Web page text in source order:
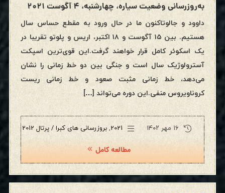
به‌روزرسانی وضعیت سیاره، چهارشنبه، ۴ آگوست ۲۰۲۱
داوود و جالوتاکنون ما در حال ورود به مقطع حساس سال
هستیم. بین ۱۵ آگوست و ۱۸ اکتبر، اریس و پلوتو تقریبا در
یک اسکوئر کامل قرار خواهند گرفت.این قوی‌ترین اسپکت
آسترولوژیک سال است و جنگی بین دو خط زمانی را نشان
می‌دهد، خط زمانی مثبت صعود و خط زمانی ریست
کروناویروس منفی.این دوره می‌تواند […]
۱۶ مهر ۱۴۰۲ 2021
, بروزرسانی های کبرا / پرتال 2012
مطالعه کامل